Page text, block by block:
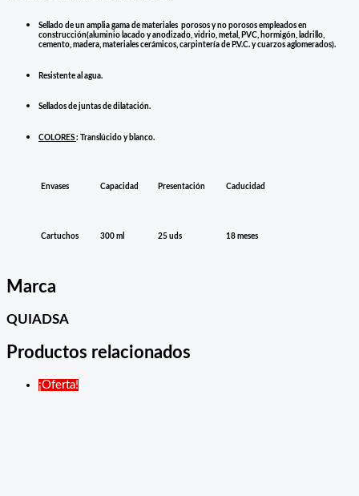
Sellado de un amplia gama de materiales porosos y no porosos empleados en
construcción(aluminio lacado y anodizado, vidrio, metal, PVC, hormigón, ladrillo,
cemento, madera, materiales cerámicos, carpintería de P.V.C. y cuarzos aglomerados).
Resistente al agua.
Sellados de juntas de dilatación.
COLORES : Translúcido y blanco.
Envases Capacidad Presentación Caducidad
Cartuchos 300 ml 25 uds 18 meses
Marca
QUIADSA
Productos relacionados
¡Oferta!